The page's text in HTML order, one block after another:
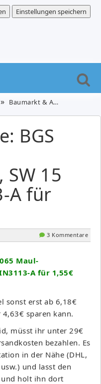
Einstellungen speichern
Baumarkt & Auto
BGS
SW 15
A für
3 Kommentare
Maul-
A für 1,55€
sonst erst ab 6,18€
sparen kann.
müsst ihr unter 29€
bezahlen. Es
in der Nähe (DHL,
und lasst den
holt ihn dort